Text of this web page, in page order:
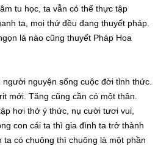
tu học, ta vẫn có thể thực tập
ta, mọi thứ đều đang thuyết pháp.
lá nào cũng thuyết Pháp Hoa
nguyện sống cuộc đời tỉnh thức.
mới. Tăng cũng cần có một thân.
hơi thở ý thức, nụ cười tươi vui,
con cái ta thì gia đình ta trở thành
ta có chuông thì chuông là một phần